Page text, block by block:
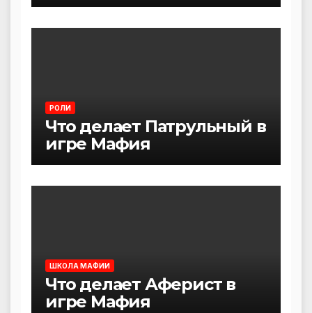
РОЛИ
Что делает Патрульный в
игре Мафия
ШКОЛА МАФИИ
Что делает Аферист в
игре Мафия